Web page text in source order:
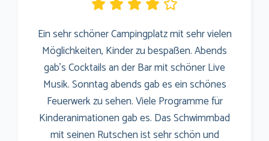
Ein sehr schöner Campingplatz mit sehr vielen
Möglichkeiten, Kinder zu bespaßen. Abends
gab's Cocktails an der Bar mit schöner Live
Musik. Sonntag abends gab es ein schönes
Feuerwerk zu sehen. Viele Programme für
Kinderanimationen gab es. Das Schwimmbad
mit seinen Rutschen ist sehr schön und